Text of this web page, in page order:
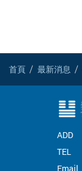
首頁 最新消息
ADD
TEL
Email